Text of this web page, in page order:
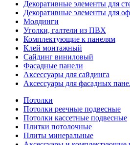
Декоративные элементы для
Декоративные элементы для
Молдинги
Уголки, галтели из ПВХ
Комплектующие к панелям
Клей монтажный
Сайдинг виниловый
Фасадные панели
Аксессуары для сайдинга
Аксессуары для фасадных
Потолки
Потолки реечные подвесные
Потолки кассетные подвесные
Плитки потолочные
Плиты минеральные